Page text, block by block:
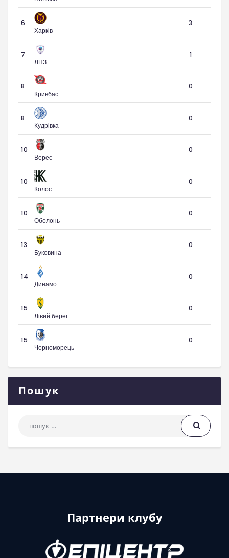
6
Харків
3
7
ЛНЗ
1
8
Кривбас
0
8
Кудрівка
0
10
Верес
0
10
Колос
0
10
Оболонь
0
13
Буковина
0
14
Динамо
0
15
Лівий берег
0
15
Чорноморець
0
Пошук